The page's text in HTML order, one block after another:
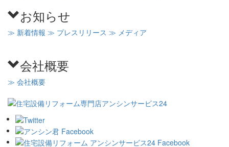
お知らせ
≫ 新着情報 ≫ プレスリリース ≫ メディア
会社概要
≫ 会社概要